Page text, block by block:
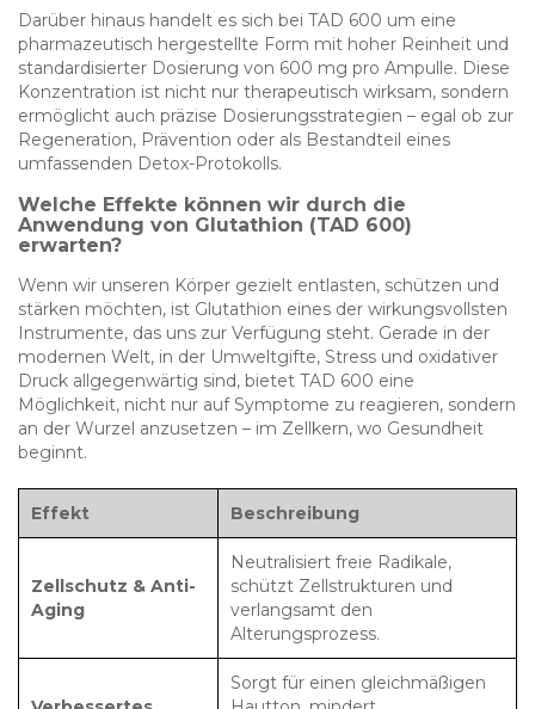
Darüber hinaus handelt es sich bei TAD 600 um eine
pharmazeutisch hergestellte Form mit hoher Reinheit und
standardisierter Dosierung von 600 mg pro Ampulle. Diese
Konzentration ist nicht nur therapeutisch wirksam, sondern
ermöglicht auch präzise Dosierungsstrategien – egal ob zur
Regeneration, Prävention oder als Bestandteil eines
umfassenden Detox-Protokolls.
Welche Effekte können wir durch die
Anwendung von Glutathion (TAD 600)
erwarten?
Wenn wir unseren Körper gezielt entlasten, schützen und
stärken möchten, ist Glutathion eines der wirkungsvollsten
Instrumente, das uns zur Verfügung steht. Gerade in der
modernen Welt, in der Umweltgifte, Stress und oxidativer
Druck allgegenwärtig sind, bietet TAD 600 eine
Möglichkeit, nicht nur auf Symptome zu reagieren, sondern
an der Wurzel anzusetzen – im Zellkern, wo Gesundheit
beginnt.
Effekt Beschreibung
Zellschutz & Anti-
Aging
Neutralisiert freie Radikale,
schützt Zellstrukturen und
verlangsamt den
Alterungsprozess.
Sorgt für einen gleichmäßigen